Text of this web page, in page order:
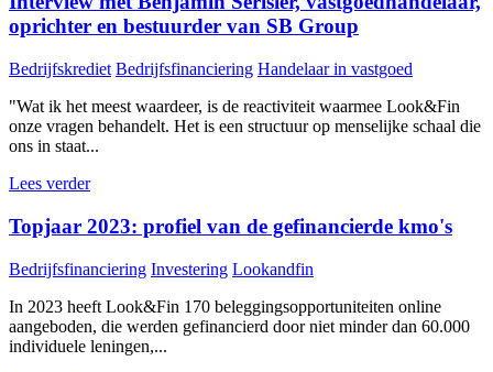
oprichter en bestuurder van SB Group
Bedrijfskrediet Bedrijfsfinanciering Handelaar in vastgoed
"Wat ik het meest waardeer, is de reactiviteit waarmee Look&Fin
onze vragen behandelt. Het is een structuur op menselijke schaal die
ons in staat...
Lees verder
Topjaar 2023: profiel van de gefinancierde kmo's
Bedrijfsfinanciering Investering Lookandfin
In 2023 heeft Look&Fin 170 beleggingsopportuniteiten online
aangeboden, die werden gefinancierd door niet minder dan 60.000
individuele leningen,...